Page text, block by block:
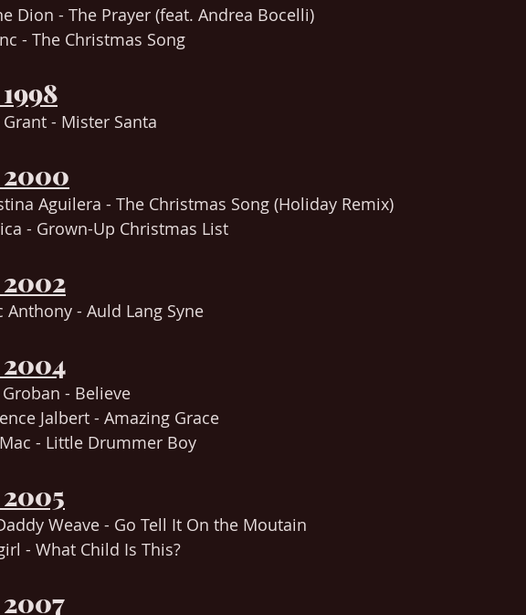
Dion - The Prayer (feat. Andrea Bocelli)
- The Christmas Song
- Mister Santa
Aguilera - The Christmas Song (Holiday Remix)
- Grown-Up Christmas List
Anthony - Auld Lang Syne
Groban - Believe
Jalbert - Amazing Grace
- Little Drummer Boy
Weave - Go Tell It On the Moutain
- What Child Is This?